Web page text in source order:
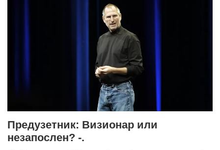
Предузетник: Визионар или
незапослен? -.